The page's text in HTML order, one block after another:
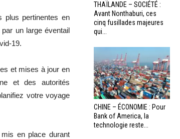
plus pertinentes en
un large éventail
19.
et mises à jour en
et des autorités
votre voyage
en place durant
THAÏLANDE – SOCIÉTÉ :
Avant Nonthaburi, ces
cinq fusillades majeures
qui...
CHINE – ÉCONOMIE : Pour
Bank of America, la
technologie reste...